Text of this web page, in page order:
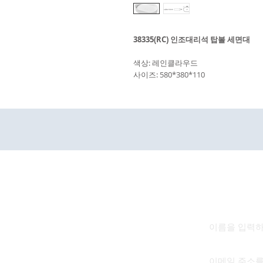
38335(RC) 인조대리석 탑볼 세면대
색상: 레인클라우드
사이즈: 580*380*110